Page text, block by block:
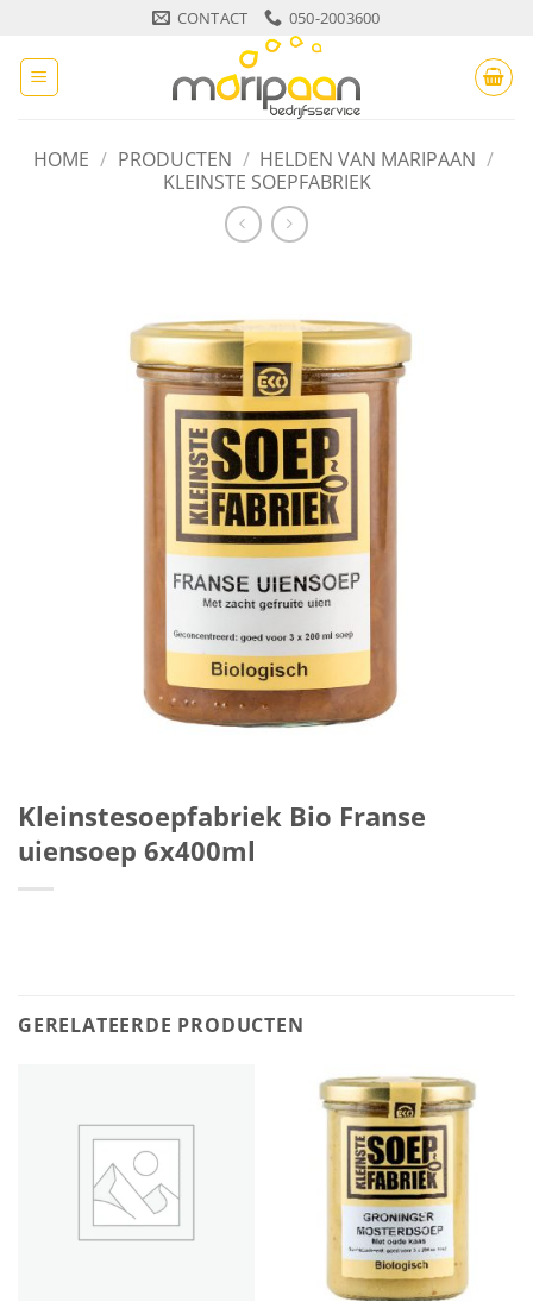
inhoud
CONTACT 050-2003600
HOME / PRODUCTEN / HELDEN VAN MARIPAAN /
KLEINSTE SOEPFABRIEK
Kleinstesoepfabriek Bio Franse
uiensoep 6x400ml
GERELATEERDE PRODUCTEN